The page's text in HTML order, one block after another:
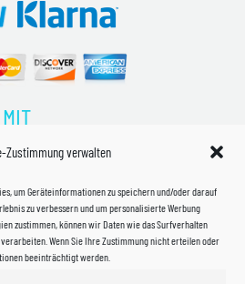
Zustimmung verwalten
um Geräteinformationen zu speichern und/oder darauf
zu verbessern und um personalisierte Werbung
zustimmen, können wir Daten wie das Surfverhalten
Wenn Sie Ihre Zustimmung nicht erteilen oder
beeinträchtigt werden.